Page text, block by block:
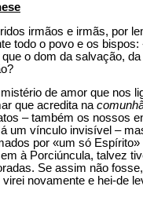
irmãos e irmãs, por
todo o povo e os bispos:
o dom da salvação,
de amor que nos
que acredita na
– também os nossos
um vínculo invisível –
por «um só
à Porciúncula, talvez
Se assim não
novamente e hei-de